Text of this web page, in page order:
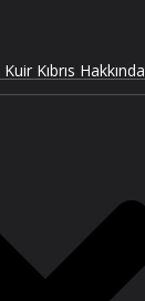
Kuir Kıbrıs Hakkında